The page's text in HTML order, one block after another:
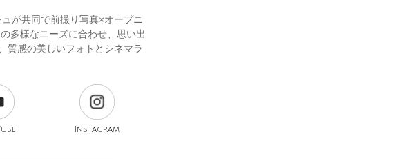
が共同で前撮り写真×オープニ
多様なニーズに合わせ、思い出
質感の美しいフォトとシネマラ
Instagram